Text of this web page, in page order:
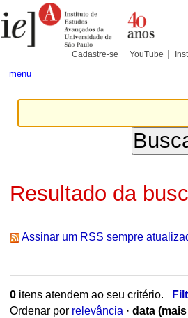
para
conteúdo.
Pessoais
Cadastre-se YouTube
menu
Resultado da
Assinar um RSS sempre
0itens atendem ao seu critério.
Ordenar por relevância · data